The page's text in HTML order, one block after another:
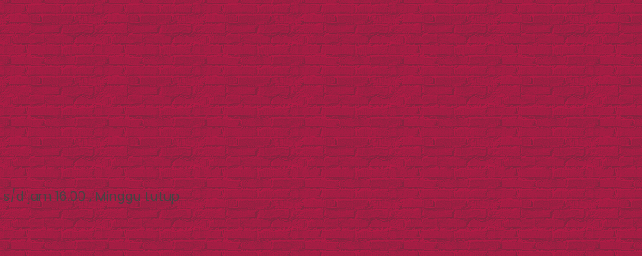
d jam 16.00 , Minggu tutup